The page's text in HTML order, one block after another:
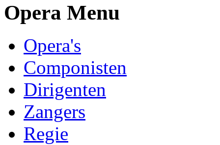
Opera Menu
Opera's
Componisten
Dirigenten
Zangers
Regie